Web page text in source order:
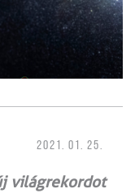
2021. 01. 25.
világrekordot